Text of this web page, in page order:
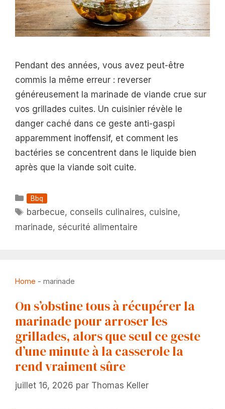
Pendant des années, vous avez peut-être
commis la même erreur : reverser
généreusement la marinade de viande crue sur
vos grillades cuites. Un cuisinier révèle le
danger caché dans ce geste anti-gaspi
apparemment inoffensif, et comment les
bactéries se concentrent dans le liquide bien
après que la viande soit cuite.
Catégories
Bbq
Étiquettes
barbecue, conseils culinaires, cuisine,
marinade, sécurité alimentaire
Home - marinade
On s’obstine tous à récupérer la
marinade pour arroser les
grillades, alors que seul ce geste
d’une minute à la casserole la
rend vraiment sûre
juillet 16, 2026 par Thomas Keller